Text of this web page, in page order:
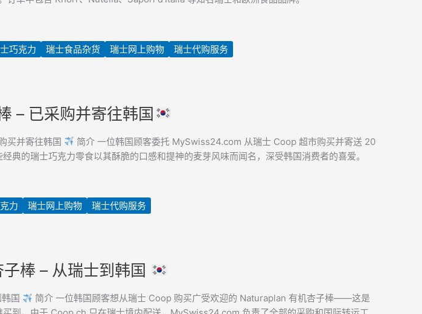
巧克力 瑞士食品杂货 瑞士网上购物
瑞士代购服务
– 已采购并寄往韩国
买并寄往韩国
简介 一位韩国顾客委托 MySwiss24.com 从瑞士 Coop 超市购买并寄送 20
典的瑞士巧克力零食以其酥脆的口感和提神的麦芽风味而闻名，深受韩国消费者的喜爱。
力 瑞士网上购物
瑞士代购服务
棒 – 从瑞士到韩国
国
简介 一位韩国顾客想从瑞士 Coop 购买广受欢迎的 Naturaplan 有机杏子棒——这是